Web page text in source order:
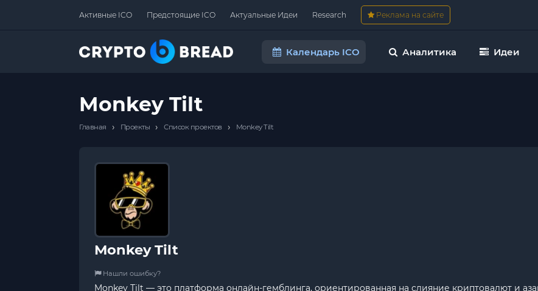
Активные ICO Предстоящие ICO Актуальные Идеи Research Реклама на сайте
Календарь ICO Аналитика Идеи
Monkey Tilt
Главная › Проекты › Список проектов › Monkey Tilt
Monkey Tilt
Нашли ошибку?
Monkey Tilt — это платформа онлайн-гемблинга, ориентированная на слияние криптовалют и